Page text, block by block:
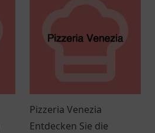
Pizzeria Venezia
Entdecken Sie die